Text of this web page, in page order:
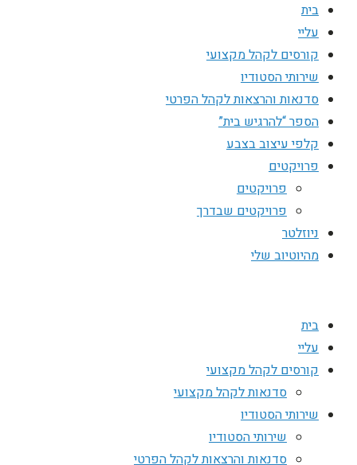
בית
עליי
קורסים לקהל מקצועי
שירותי הסטודיו
סדנאות והרצאות לקהל הפרטי
הספר “להרגיש בית”
קלפי עיצוב בצבע
פרויקטים
פרויקטים
פרויקטים שבדרך
ניוזלטר
מהיוטיוב שלי
בית
עליי
קורסים לקהל מקצועי
סדנאות לקהל מקצועי
שירותי הסטודיו
שירותי הסטודיו
סדנאות והרצאות לקהל הפרטי